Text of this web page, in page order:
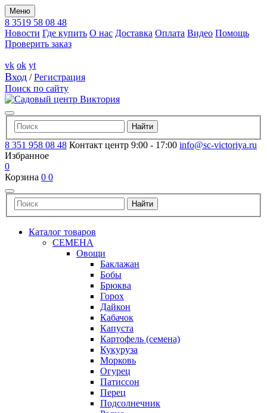
Меню
8 3519 58 08 48
Новости Где купить О нас Доставка Оплата Видео Помощь
Проверить заказ
vk ok yt
Вход /Регистрация
Поиск по сайту
8 351 958 08 48 Контакт центр 9:00 - 17:00 info@sc-victoriya.ru
Избранное
0
Корзина 0 0
Каталог товаров
СЕМЕНА
Овощи
Баклажан
Бобы
Брюква
Горох
Дайкон
Кабачок
Капуста
Картофель (семена)
Кукуруза
Морковь
Огурец
Патиссон
Перец
Подсолнечник